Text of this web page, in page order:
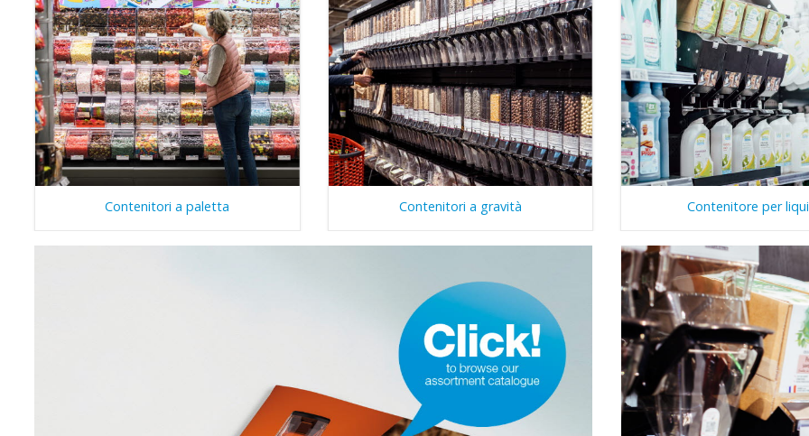
Contenitori a paletta Contenitori a gravità Contenitore per